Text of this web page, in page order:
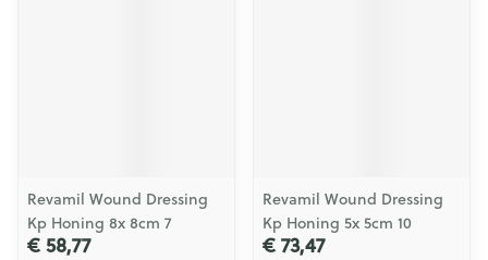
Revamil Wound Dressing
Kp Honing 8x 8cm 7
€ 58,77
Revamil Wound Dressing
Kp Honing 5x 5cm 10
€ 73,47